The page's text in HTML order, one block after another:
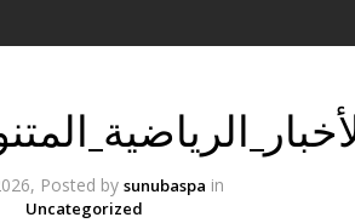
Posted by sunubaspa in
Uncategorized